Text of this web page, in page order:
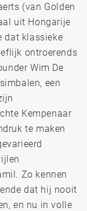
(van Golden
uit Hongarije
dat klassieke
ontroerends
Wim De
een
Kempenaar
te maken
Zo kennen
dat hij nooit
en nu in volle